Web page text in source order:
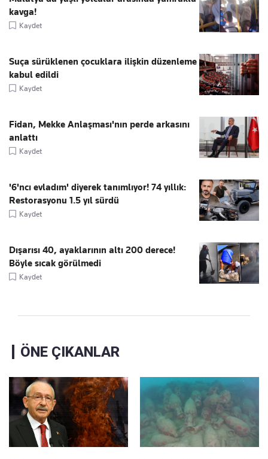
kavga!
Kaydet
Suça sürüklenen çocuklara ilişkin düzenleme
kabul edildi
Kaydet
Fidan, Mekke Anlaşması'nın perde arkasını
anlattı
Kaydet
'6'ncı evladım' diyerek tanımlıyor! 74 yıllık:
Restorasyonu 1.5 yıl sürdü
Kaydet
Dışarısı 40, ayaklarının altı 200 derece!
Böyle sıcak görülmedi
Kaydet
ÖNE ÇIKANLAR